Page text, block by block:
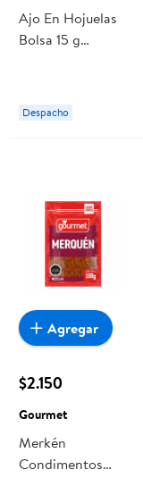
Ajo En Hojuelas
Bolsa 15 g
Despacho
$2.150
Gourmet
Merkén
Condimentos
Agregar